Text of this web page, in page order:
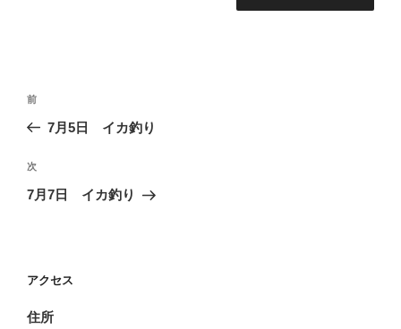
投
ビ
ゲ
ン
前
の
稿
前
7月5日 イカ釣り
次
の
次
7月7日 イカ釣り
アクセス
住所